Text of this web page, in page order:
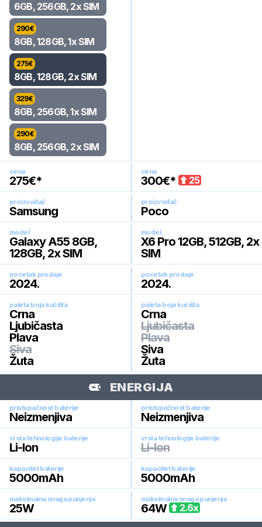
6GB, 256GB, 2x SIM
290€
8GB, 128GB, 1x SIM
275€
8GB, 128GB, 2x SIM
329€
8GB, 256GB, 1x SIM
290€
8GB, 256GB, 2x SIM
cena
275€*
cena
300€* 25
proizvođač
Samsung
proizvođač
Poco
model
Galaxy A55 8GB,
128GB, 2x SIM
model
X6 Pro 12GB, 512GB, 2x
SIM
pocetak prodaje
2024.
pocetak prodaje
2024.
paleta boja kućišta
Crna
Ljubičasta
Plava
Siva
Žuta
paleta boja kućišta
Crna
Ljubičasta
Plava
Siva
Žuta
ENERGIJA
pristupačnost baterije
Neizmenjiva
pristupačnost baterije
Neizmenjiva
vrsta tehnologije baterije
Li-Ion
vrsta tehnologije baterije
Li-Ion
kapacitet baterije
5000mAh
kapacitet baterije
5000mAh
maksimalna snaga punjenja
25W
maksimalna snaga punjenja
64W 2.6x